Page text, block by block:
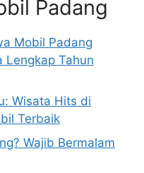
Padang
Mobil Padang
Lengkap Tahun
Wisata Hits di
Terbaik
Wajib Bermalam